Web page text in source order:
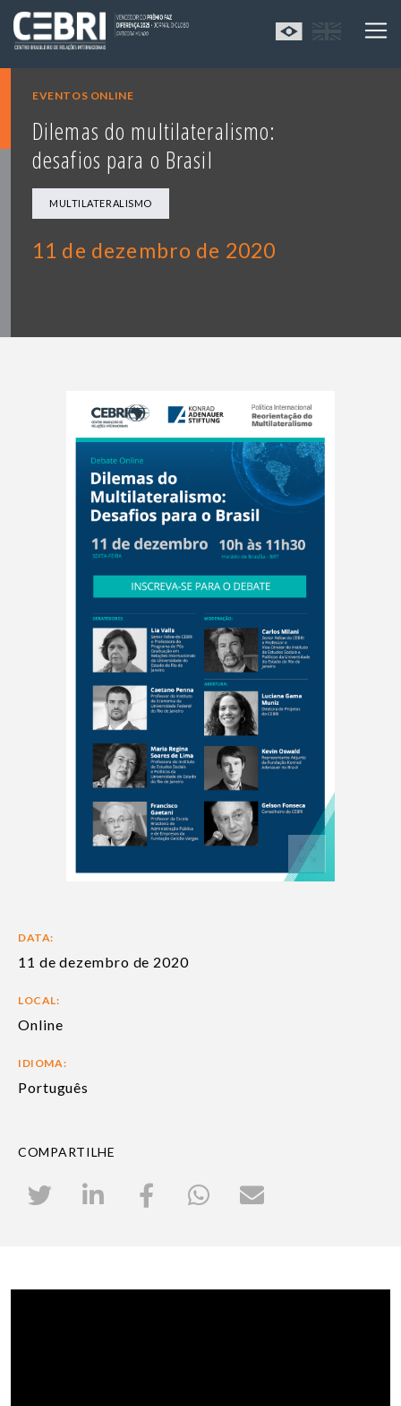
EVENTOS ONLINE
Dilemas do multilateralismo:
desafios para o Brasil
MULTILATERALISMO
11 de dezembro de 2020
DATA:
11 de dezembro de 2020
LOCAL:
Online
IDIOMA:
Português
COMPARTILHE